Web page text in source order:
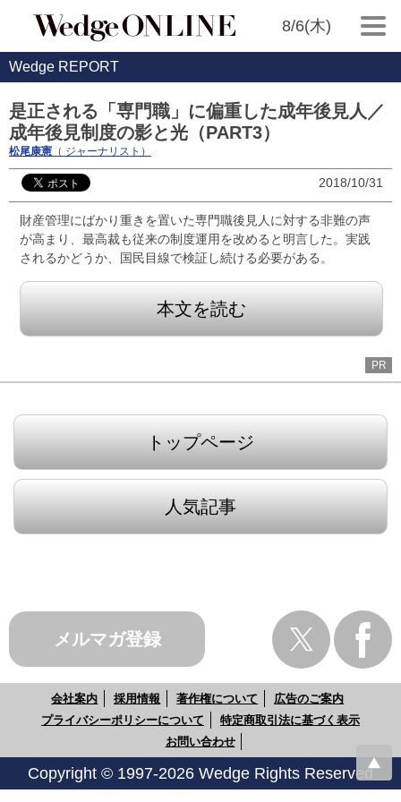
8/6(木)
Wedge REPORT
是正される「専門職」に偏重した成年後見人／
成年後見制度の影と光（PART3）
松尾康憲 （ ジャーナリスト）
2018/10/31
財産管理にばかり重きを置いた専門職後見人に対する非難の声
が高まり、最高裁も従来の制度運用を改めると明言した。実践
されるかどうか、国民目線で検証し続ける必要がある。
本文を読む
PR
トップページ
人気記事
メルマガ登録
会社案内 採用情報 著作権について
広告のご案内
プライバシーポリシーについて
特定商取引法に基づく表示
お問い合わせ
Copyright © 1997-2026 Wedge Rights Reserved